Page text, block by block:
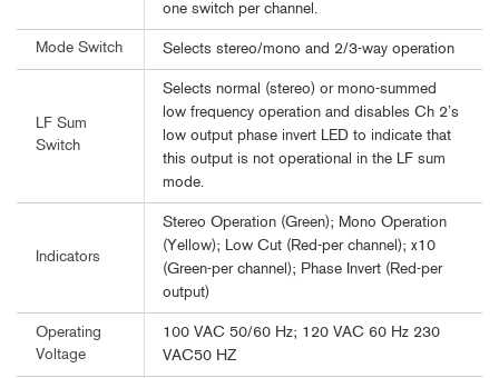
one switch per channel.
Mode Switch Selects stereo/mono and 2/3-way operation
LF Sum
Switch
Selects normal (stereo) or mono-summed
low frequency operation and disables Ch 2’s
low output phase invert LED to indicate that
this output is not operational in the LF sum
mode.
Indicators
Stereo Operation (Green); Mono Operation
(Yellow); Low Cut (Red-per channel); x10
(Green-per channel); Phase Invert (Red-per
output)
Operating
Voltage
100 VAC 50/60 Hz; 120 VAC 60 Hz 230
VAC50 HZ